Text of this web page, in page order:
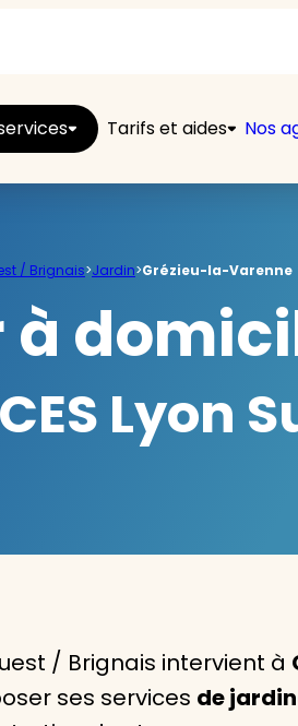
Tarifs et aides Nos
/ Brignais>Jardin>Grézieu-la-Varenne
/ Brignais intervient à
ses services de